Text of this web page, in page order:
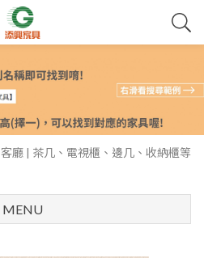
客廳 | 茶几、電視櫃、邊几、收納櫃等
MENU